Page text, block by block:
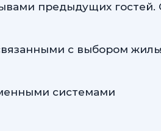
предыдущих гостей.
с выбором
системами